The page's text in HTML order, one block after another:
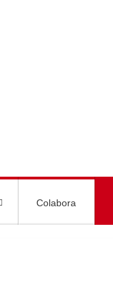
Colabora